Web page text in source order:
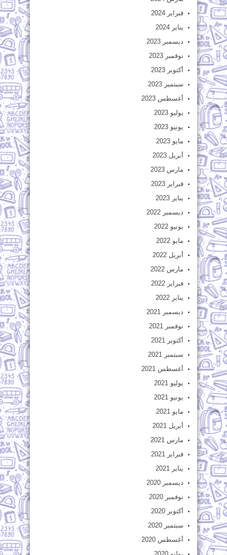
فبراير 2024
يناير 2024
ديسمبر 2023
نوفمبر 2023
أكتوبر 2023
سبتمبر 2023
أغسطس 2023
يوليو 2023
يونيو 2023
مايو 2023
أبريل 2023
مارس 2023
فبراير 2023
يناير 2023
ديسمبر 2022
يونيو 2022
مايو 2022
أبريل 2022
مارس 2022
فبراير 2022
يناير 2022
ديسمبر 2021
نوفمبر 2021
أكتوبر 2021
سبتمبر 2021
أغسطس 2021
يوليو 2021
يونيو 2021
مايو 2021
أبريل 2021
مارس 2021
فبراير 2021
يناير 2021
ديسمبر 2020
نوفمبر 2020
أكتوبر 2020
سبتمبر 2020
أغسطس 2020